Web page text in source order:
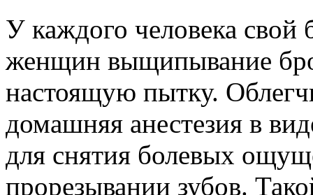
У каждого человека свой
женщин выщипывание
настоящую пытку.
домашняя анестезия в
для снятия болевых
прорезывании зубов.